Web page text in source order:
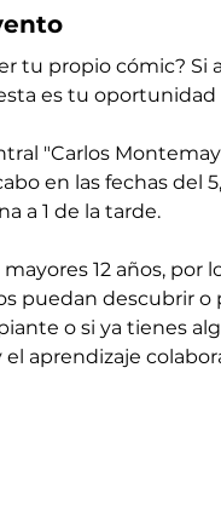
tu propio cómic?
es tu
"Carlos
en las fechas del
a 1 de la tarde.
12 años,
puedan descubrir o
o si ya tienes
aprendizaje